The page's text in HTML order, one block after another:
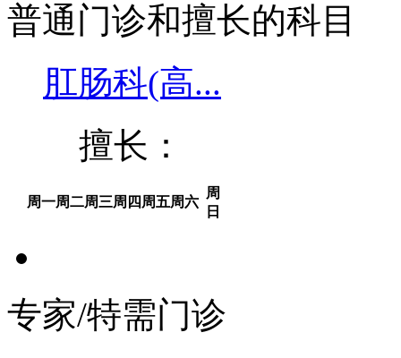
普通门诊和擅长的科目
肛肠科(高...
擅长：
周一周二周三周四 周五周六
周
日
专家/特需门诊